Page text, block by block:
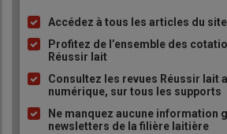
Liste
à
puce
Accédez à tous les articles du
Profitez de l’ensemble des
Réussir lait
Consultez les revues Réussir lait
numérique, sur tous les supports
Ne manquez aucune information
newsletters de la filière laitière